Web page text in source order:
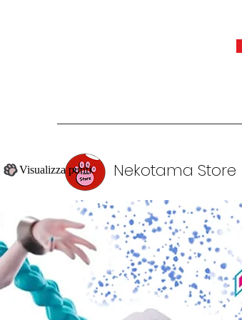
Nekotama Store
Visualizza punti